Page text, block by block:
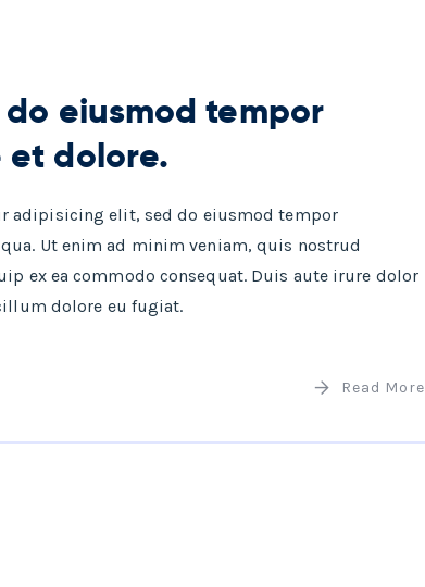
eiusmod tempor
dolore.
adipisicing elit, sed do eiusmod tempor
Ut enim ad minim veniam, quis nostrud
ex ea commodo consequat. Duis aute irure dolor
dolore eu fugiat.
Read More